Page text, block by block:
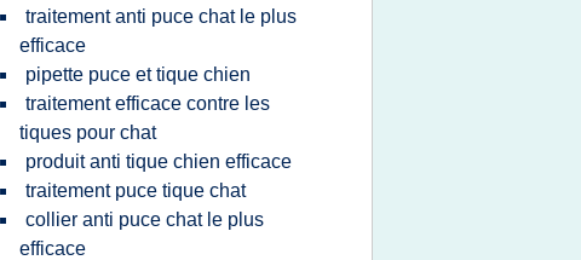
traitement anti puce chat le plus
efficace
pipette puce et tique chien
traitement efficace contre les
tiques pour chat
produit anti tique chien efficace
traitement puce tique chat
collier anti puce chat le plus
efficace